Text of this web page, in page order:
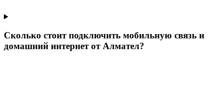
Сколько стоит подключить мобильную связь и
домашний интернет от Алмател?